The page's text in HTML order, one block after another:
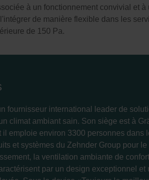
à un fonctionnement convivial et
de manière flexible dans les
de 150 Pa.
fournisseur international leader de
climat ambiant sain. Son siège est à
il emploie environ 3300 personnes dans
et systèmes du Zehnder Group pour le
la ventilation ambiante de
par un design exceptionnel et